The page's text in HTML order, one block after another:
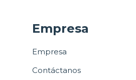
Empresa
Empresa
Contáctanos